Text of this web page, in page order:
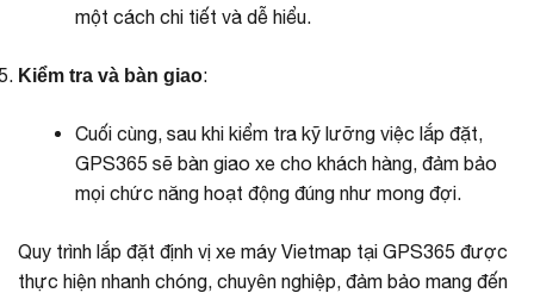
một cách chi tiết và dễ hiểu.
Kiểm tra và bàn giao:
Cuối cùng, sau khi kiểm tra kỹ lưỡng việc lắp đặt,
GPS365 sẽ bàn giao xe cho khách hàng, đảm bảo
mọi chức năng hoạt động đúng như mong đợi.
Quy trình lắp đặt định vị xe máy Vietmap tại GPS365 được
thực hiện nhanh chóng, chuyên nghiệp, đảm bảo mang đến